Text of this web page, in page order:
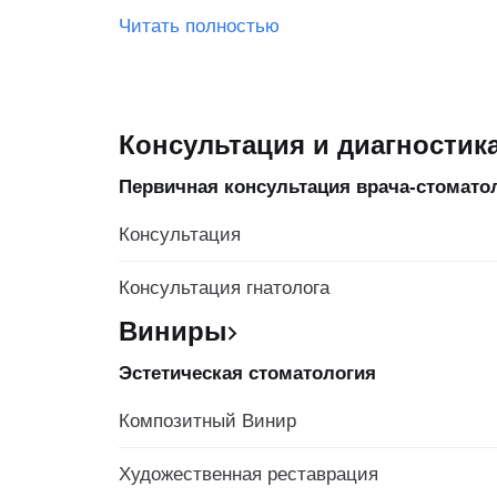
Читать полностью
Консультация и
Первичная консультация врача-
Консультация
Консультация гнатолога
Виниры
Эстетическая стоматология
Композитный Винир
Художественная реставрация